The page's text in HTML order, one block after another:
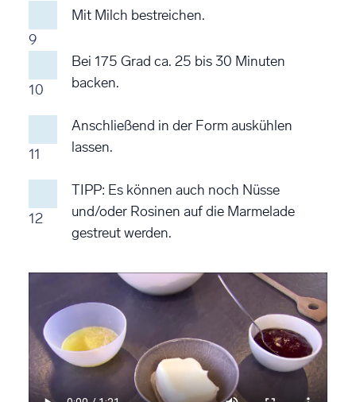
9
Mit Milch bestreichen.
10
Bei 175 Grad ca. 25 bis 30 Minuten
backen.
11
Anschließend in der Form auskühlen
lassen.
12
TIPP: Es können auch noch Nüsse
und/oder Rosinen auf die Marmelade
gestreut werden.